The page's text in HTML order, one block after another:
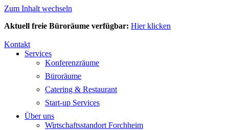
Zum Inhalt wechseln
Aktuell freie Büroräume verfügbar: Hier klicken
Kontakt
Services
Konferenzräume
Büroräume
Catering & Restaurant
Start-up Services
Über uns
Wirtschaftsstandort Forchheim